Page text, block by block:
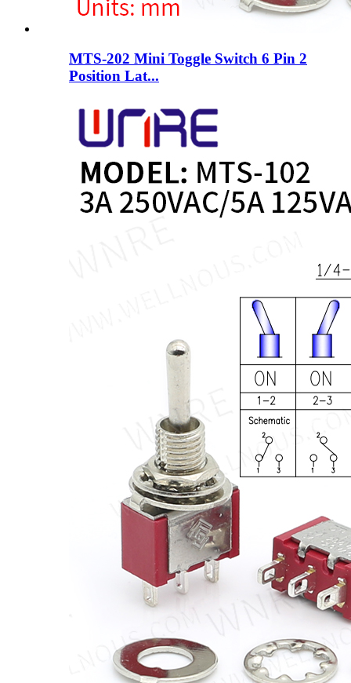
MTS-202 Mini Toggle Switch 6 Pin 2
Position Lat...